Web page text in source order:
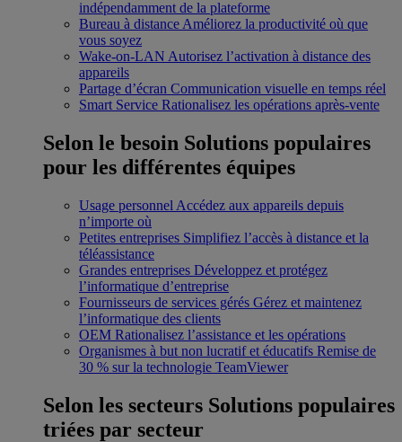
indépendamment de la plateforme
Bureau à distance Améliorez la productivité où que
vous soyez
Wake-on-LAN Autorisez l’activation à distance des
appareils
Partage d’écran Communication visuelle en temps réel
Smart Service Rationalisez les opérations après-vente
Selon le besoin Solutions populaires
pour les différentes équipes
Usage personnel Accédez aux appareils depuis
n’importe où
Petites entreprises Simplifiez l’accès à distance et la
téléassistance
Grandes entreprises Développez et protégez
l’informatique d’entreprise
Fournisseurs de services gérés Gérez et maintenez
l’informatique des clients
OEM Rationalisez l’assistance et les opérations
Organismes à but non lucratif et éducatifs Remise de
30 % sur la technologie TeamViewer
Selon les secteurs Solutions populaires
triées par secteur